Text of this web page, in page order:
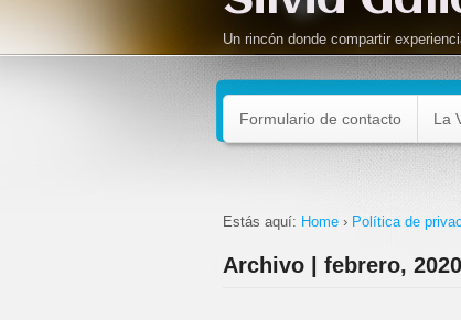
Un rincón donde compartir
Formulario de contacto La
Estás aquí: Home › Política de
Archivo | febrero, 2020